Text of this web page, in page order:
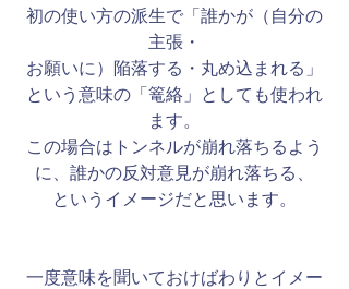
初の使い方の派生で「誰かが（自分の
主張・
お願いに）陥落する・丸め込まれる」
という意味の「篭絡」としても使われ
ます。
この場合はトンネルが崩れ落ちるよう
に、誰かの反対意見が崩れ落ちる、
というイメージだと思います。
一度意味を聞いておけばわりとイメー